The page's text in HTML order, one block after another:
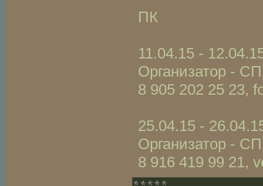
ПК
11.04.15 -
Организатор -
8 905 202 25 23,
25.04.15 -
Организатор -
8 916 419 99 21,